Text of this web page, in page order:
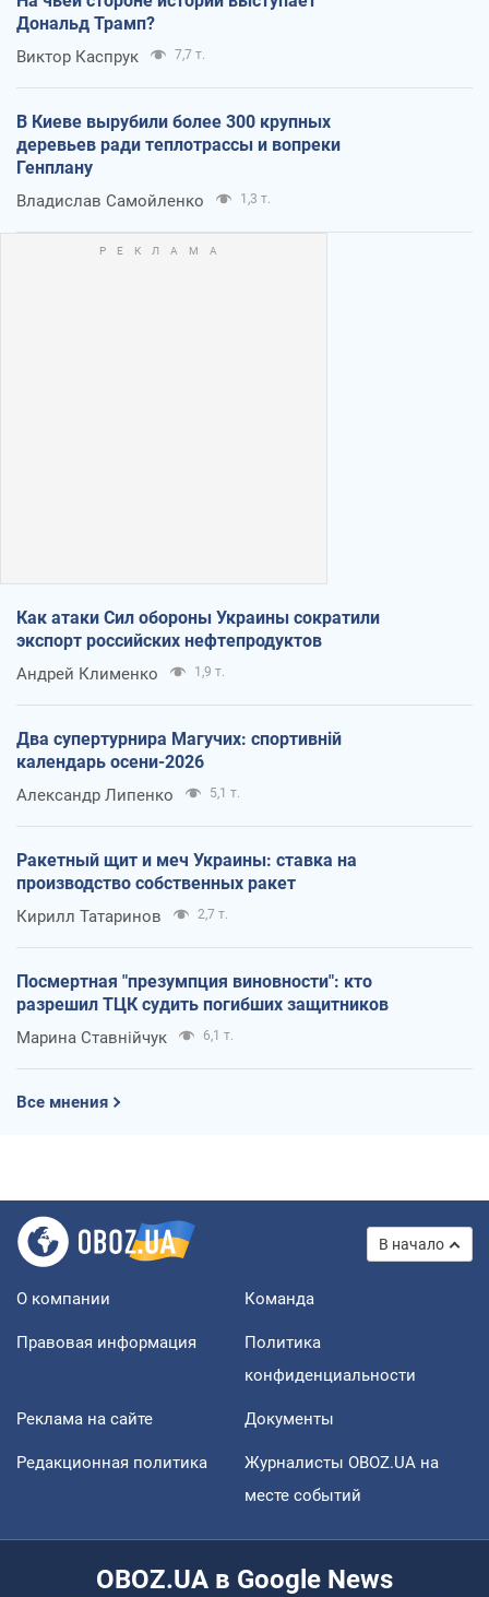
Дональд Трамп?
Виктор Каспрук 7,7 т.
В Киеве вырубили более 300 крупных
деревьев ради теплотрассы и вопреки
Генплану
Владислав Самойленко 1,3 т.
Как атаки Сил обороны Украины сократили
экспорт российских нефтепродуктов
Андрей Клименко 1,9 т.
Два супертурнира Магучих: спортивній
календарь осени-2026
Александр Липенко 5,1 т.
Ракетный щит и меч Украины: ставка на
производство собственных ракет
Кирилл Татаринов 2,7 т.
Посмертная "презумпция виновности": кто
разрешил ТЦК судить погибших защитников
Марина Ставнійчук 6,1 т.
Все мнения
В начало
О компании Команда
Правовая информация
Политика
конфиденциальности
Реклама на сайте Документы
Редакционная политика
Журналисты OBOZ.UA на
месте событий
OBOZ.UA в Google News